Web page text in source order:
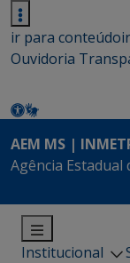
ir para conteúdo
Ouvidoria
AEM MS |
Agência
Institucional